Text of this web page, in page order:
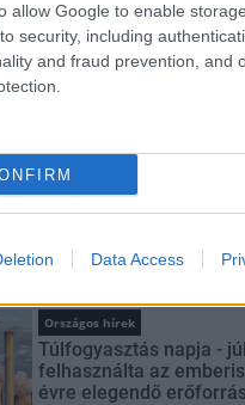
allow Google to enable storage
security, including
and fraud prevention, and
Data Access
Országos hírek
Kecskeméten is
továbbképzésekkel
ELKERÜLÉSÉBEN
Országos hírek
Túlfogyasztás napja -
felhasználta az
évre elegendő